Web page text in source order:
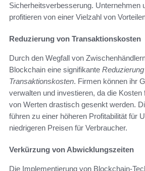
Sicherheitsverbesserung. Unternehmen
profitieren von einer Vielzahl von
Reduzierung von Transaktionskosten
Durch den Wegfall von
Blockchain eine signifikante
Transaktionskosten. Firmen können ihr
verwalten und investieren, da die Kosten
von Werten drastisch gesenkt werden.
führen zu einer höheren Profitabilität für
niedrigeren Preisen für Verbraucher.
Verkürzung von Abwicklungszeiten
Die Implementierung von Blockchain-